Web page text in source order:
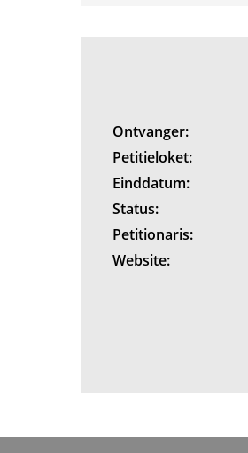
Ontvanger:
Petitieloket:
Einddatum:
Status:
Petitionaris:
Website: